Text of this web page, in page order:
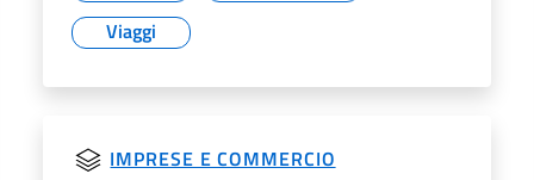
Viaggi
IMPRESE E COMMERCIO